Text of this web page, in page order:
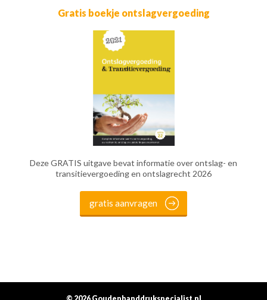
Gratis boekje ontslagvergoeding
Deze GRATIS uitgave bevat informatie over ontslag- en
transitievergoeding en ontslagrecht 2026
gratis aanvragen